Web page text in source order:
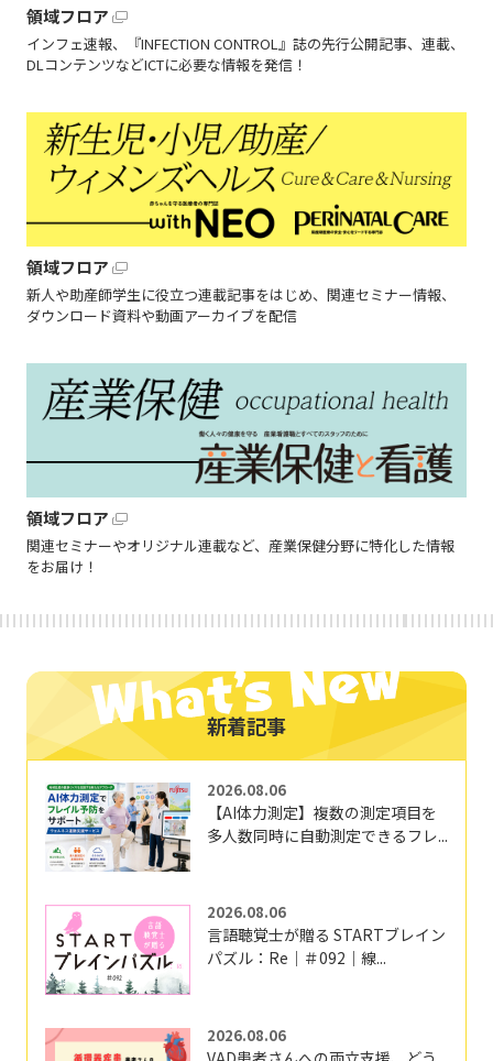
領域フロア
インフェ速報、『INFECTION CONTROL』誌の先行公開記事、連載、
DLコンテンツなどICTに必要な情報を発信！
領域フロア
新人や助産師学生に役立つ連載記事をはじめ、関連セミナー情報、
ダウンロード資料や動画アーカイブを配信
領域フロア
関連セミナーやオリジナル連載など、産業保健分野に特化した情報
をお届け！
新着記事
2026.08.06
【AI体力測定】複数の測定項目を
多人数同時に自動測定できるフレ...
2026.08.06
言語聴覚士が贈る STARTブレイン
パズル：Re｜＃092｜線...
2026.08.06